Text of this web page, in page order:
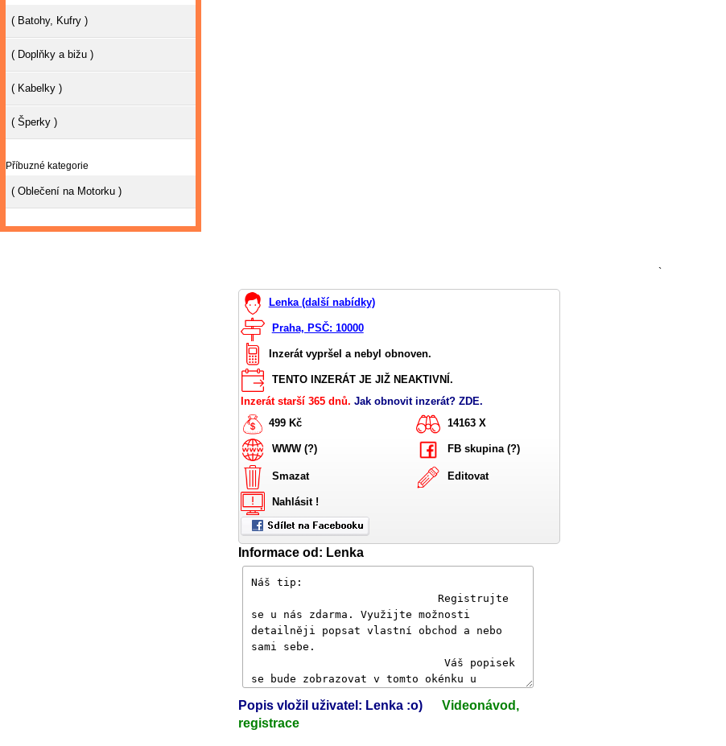
`
Lenka (další nabídky)
Praha, PSČ: 10000
Inzerát vypršel a nebyl obnoven.
TENTO INZERÁT JE JIŽ NEAKTIVNÍ.
Inzerát starší 365 dnů. Jak obnovit inzerát? ZDE.
499 Kč
14163 X
WWW (?) FB skupina (?)
Smazat Editovat
Nahlásit !
Informace od: Lenka
Popis vložil uživatel: Lenka :o)
Videonávod,
registrace
( Batohy, Kufry )
( Doplňky a bižu )
( Kabelky )
( Šperky )
Příbuzné kategorie
( Oblečení na Motorku )